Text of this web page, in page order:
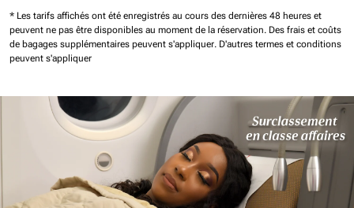
* Les tarifs affichés ont été enregistrés au cours des dernières 48 heures et
peuvent ne pas être disponibles au moment de la réservation. Des frais et coûts
de bagages supplémentaires peuvent s'appliquer. D'autres termes et conditions
peuvent s'appliquer